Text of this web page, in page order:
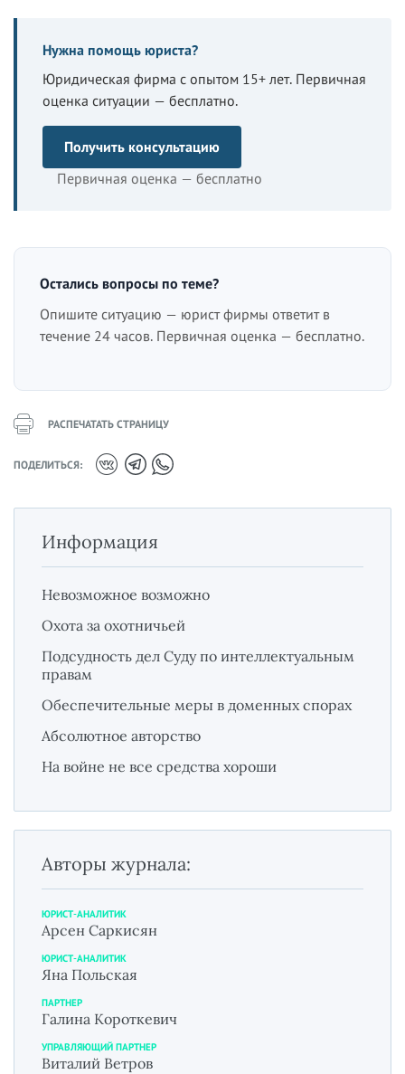
Нужна помощь юриста?
Юридическая фирма с опытом 15+ лет. Первичная
оценка ситуации — бесплатно.
Получить консультацию
Первичная оценка — бесплатно
Остались вопросы по теме?
Опишите ситуацию — юрист фирмы ответит в
течение 24 часов. Первичная оценка — бесплатно.
РАСПЕЧАТАТЬ СТРАНИЦУ
ПОДЕЛИТЬСЯ:
Информация
Невозможное возможно
Охота за охотничьей
Подсудность дел Суду по интеллектуальным
правам
Обеспечительные меры в доменных спорах
Абсолютное авторство
На войне не все средства хороши
Авторы журнала:
ЮРИСТ-АНАЛИТИК
Арсен Саркисян
ЮРИСТ-АНАЛИТИК
Яна Польская
ПАРТНЕР
Галина Короткевич
УПРАВЛЯЮЩИЙ ПАРТНЕР
Виталий Ветров